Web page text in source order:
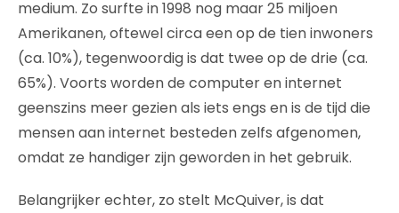
medium. Zo surfte in 1998 nog maar 25 miljoen
Amerikanen, oftewel circa een op de tien inwoners
(ca. 10%), tegenwoordig is dat twee op de drie (ca.
65%). Voorts worden de computer en internet
geenszins meer gezien als iets engs en is de tijd die
mensen aan internet besteden zelfs afgenomen,
omdat ze handiger zijn geworden in het gebruik.
Belangrijker echter, zo stelt McQuiver, is dat